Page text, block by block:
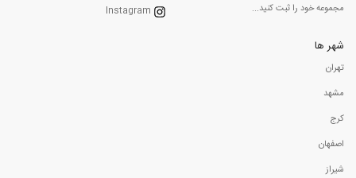
مجموعه خود را ثبت کنید...
Instagram
شهر ها
تهران
مشهد
کرج
اصفهان
شیراز